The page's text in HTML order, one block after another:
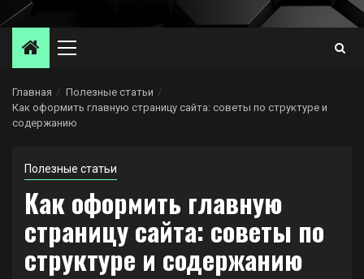
Основное
Главная
Полезные статьи
Как оформить главную страницу сайта: советы по структуре и
содержанию
Полезные статьи
Как оформить главную
страницу сайта: советы по
структуре и содержанию